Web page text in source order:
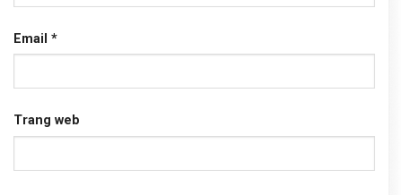
Email *
Trang web